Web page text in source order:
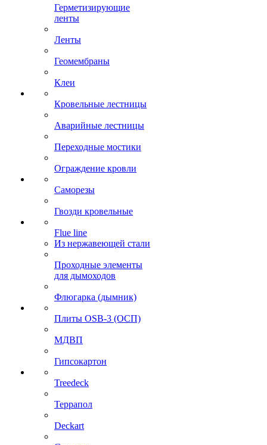
Герметизирующие
ленты
Ленты
Геомембраны
Клеи
Кровельные лестницы
Аварийные лестницы
Переходные мостики
Ограждение кровли
Саморезы
Гвозди кровельные
Flue line
Из нержавеющей стали
Проходные элементы
для дымоходов
Флюгарка (дымник)
Плиты OSB-3 (ОСП)
МДВП
Гипсокартон
Treedeck
Террапол
Deckart